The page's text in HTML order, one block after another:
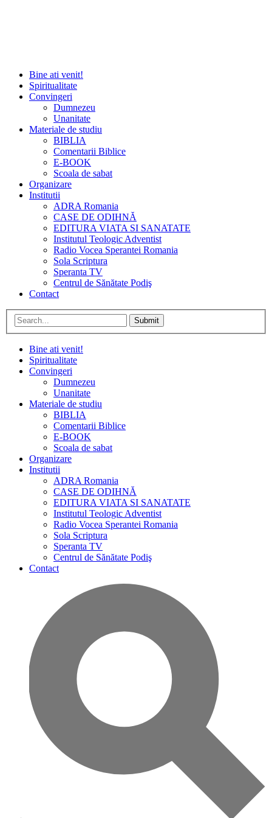
Bine ati venit!
Spiritualitate
Convingeri
Dumnezeu
Unanitate
Materiale de studiu
BIBLIA
Comentarii Biblice
E-BOOK
Scoala de sabat
Organizare
Institutii
ADRA Romania
CASE DE ODIHNĂ
EDITURA VIATA SI SANATATE
Institutul Teologic Adventist
Radio Vocea Sperantei Romania
Sola Scriptura
Speranta TV
Centrul de Sănătate Podiş
Contact
Submit
Bine ati venit!
Spiritualitate
Convingeri
Dumnezeu
Unanitate
Materiale de studiu
BIBLIA
Comentarii Biblice
E-BOOK
Scoala de sabat
Organizare
Institutii
ADRA Romania
CASE DE ODIHNĂ
EDITURA VIATA SI SANATATE
Institutul Teologic Adventist
Radio Vocea Sperantei Romania
Sola Scriptura
Speranta TV
Centrul de Sănătate Podiş
Contact